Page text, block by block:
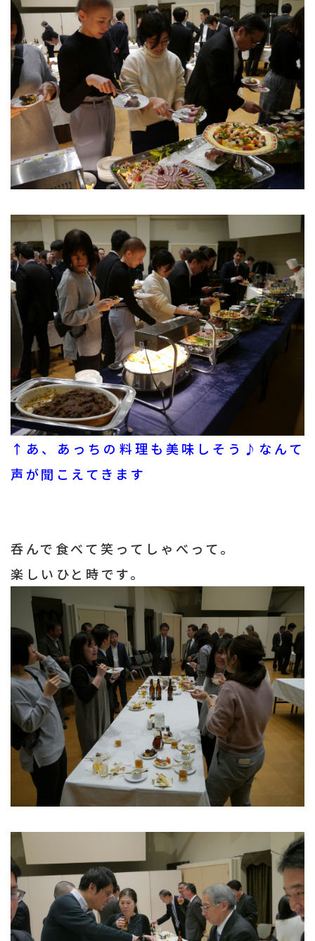
↑あ、あっちの料理も美味しそう♪なんて
声が聞こえてきます
呑んで食べて笑ってしゃべって。
楽しいひと時です。